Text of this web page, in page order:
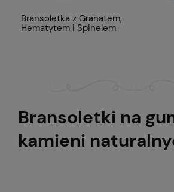
Bransoletka z Granatem,
Hematytem i Spinelem
Bransoletki na
kamieni